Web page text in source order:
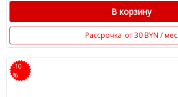
В корзину
Рассрочка от 30 BYN / мес
-10
%